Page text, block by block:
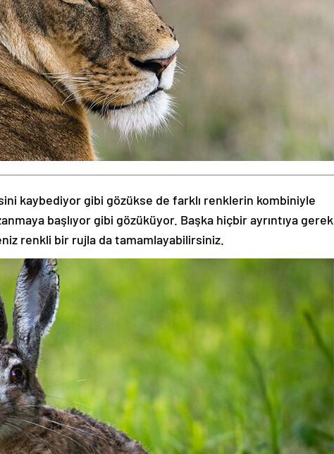
kaybediyor gibi gözükse de farklı renklerin kombiniyle
başlıyor gibi gözüküyor. Başka hiçbir ayrıntıya gerek
renkli bir rujla da tamamlayabilirsiniz.